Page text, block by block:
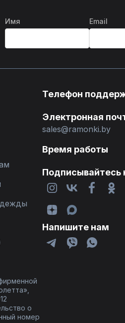
Имя Email
Телефон
Электронная
sales@ramonki.by
Время работы
Подписывайтесь
Напишите нам
о
номер